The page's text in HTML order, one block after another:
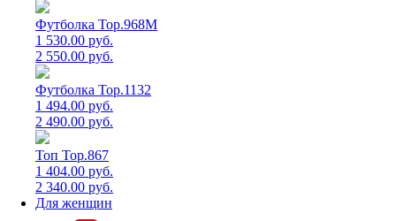
Футболка Top.968M
1 530.00 руб.
2 550.00 руб.
Футболка Top.1132
1 494.00 руб.
2 490.00 руб.
Топ Top.867
1 404.00 руб.
2 340.00 руб.
Для женщин